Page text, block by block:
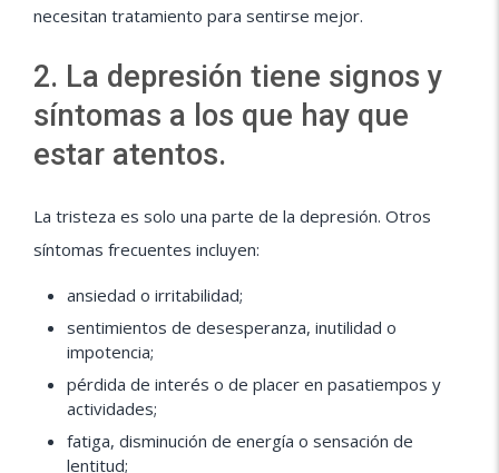
necesitan tratamiento para sentirse mejor.
2. La depresión tiene signos y
síntomas a los que hay que
estar atentos.
La tristeza es solo una parte de la depresión. Otros
síntomas frecuentes incluyen:
ansiedad o irritabilidad;
sentimientos de desesperanza, inutilidad o
impotencia;
pérdida de interés o de placer en pasatiempos y
actividades;
fatiga, disminución de energía o sensación de
lentitud;